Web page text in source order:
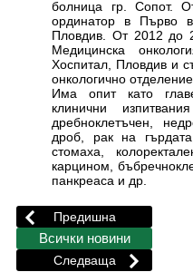
болница гр. Сопот.
ординатор в Първо
Пловдив. От 2012 до
Медицинска
Хоспитал, Пловдив и
онкологично
Има опит като
клинични
дребноклетъчен,
дроб, рак на
стомаха,
карцином,
панкреаса и др.